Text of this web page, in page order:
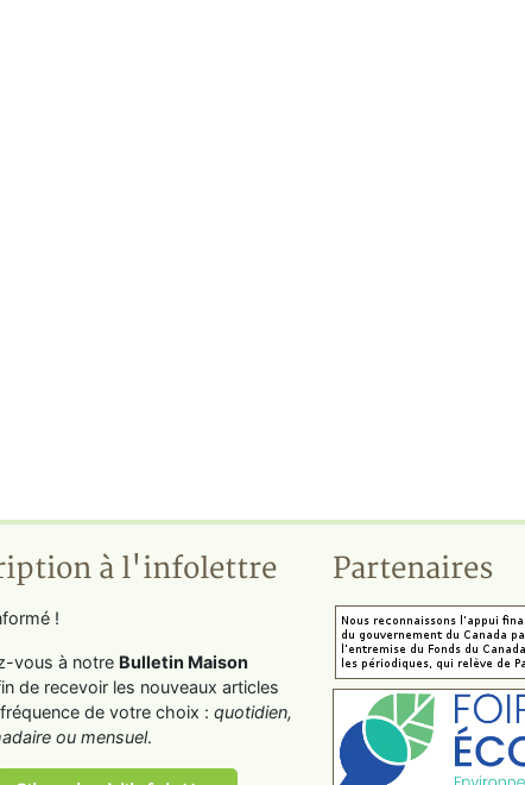
à l'infolettre
!
vous à notre Bulletin Maison
de recevoir les nouveaux articles
de votre choix : quotidien,
ou mensuel.
Partenaires